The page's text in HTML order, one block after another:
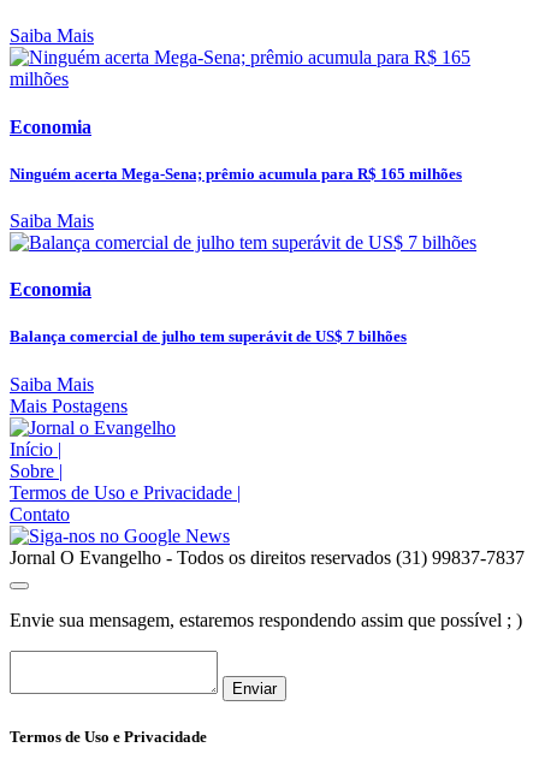
Saiba Mais
Economia
Ninguém acerta Mega-Sena; prêmio acumula para R$ 165 milhões
Saiba Mais
Economia
Balança comercial de julho tem superávit de US$ 7 bilhões
Saiba Mais
Mais Postagens
Início |
Sobre |
Termos de Uso e Privacidade |
Contato
Jornal O Evangelho - Todos os direitos reservados (31) 99837-7837
Envie sua mensagem, estaremos respondendo assim que possível ; )
Enviar
Termos de Uso e Privacidade